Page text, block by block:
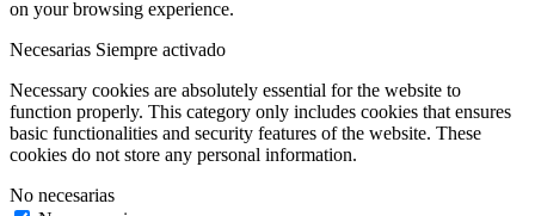
on your browsing experience.
Necesarias Siempre activado
Necessary cookies are absolutely essential for the website to
function properly. This category only includes cookies that ensures
basic functionalities and security features of the website. These
cookies do not store any personal information.
No necesarias